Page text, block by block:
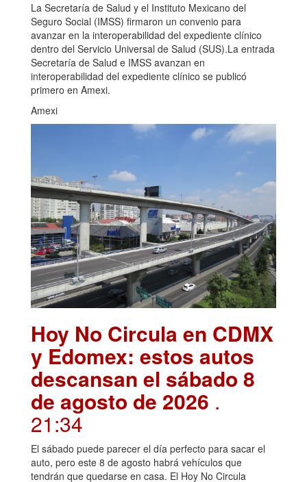
La Secretaría de Salud y el Instituto Mexicano del
Seguro Social (IMSS) firmaron un convenio para
avanzar en la interoperabilidad del expediente clínico
dentro del Servicio Universal de Salud (SUS).La entrada
Secretaría de Salud e IMSS avanzan en
interoperabilidad del expediente clínico se publicó
primero en Amexi.
Amexi
Hoy No Circula en CDMX
y Edomex: estos autos
descansan el sábado 8
de agosto de 2026 .
21:34
El sábado puede parecer el día perfecto para sacar el
auto, pero este 8 de agosto habrá vehículos que
tendrán que quedarse en casa. El Hoy No Circula